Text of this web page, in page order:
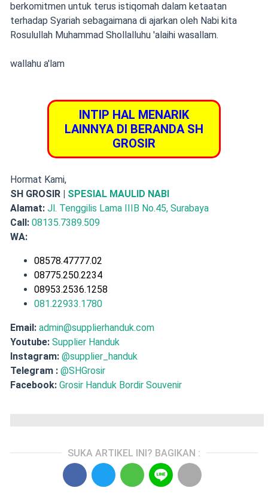
berkomitmen untuk terus istiqomah dalam ketaatan
terhadap Syariah sebagaimana di ajarkan oleh Nabi kita
Rosulullah Muhammad Shollalluhu 'alaihi wasallam.
wallahu a'lam
INTIP HAL MENARIK
LAINNYA DI BERANDA SH
GROSIR
Hormat Kami,
SH GROSIR | SPESIAL MAULID NABI
Alamat: Jl. Tenggilis Lama IIIB No.45, Surabaya
Call: 08135.7389.509
WA:
08578.47777.02
08775.250.2234
08953.2536.1258
081.22933.1780
Email: admin@supplierhanduk.com
Youtube: Supplier Handuk
Instagram: @supplier_handuk
Telegram : @SHGrosir
Facebook: Grosir Handuk Bordir Souvenir
SUKA ARTIKEL INI? BAGIKAN :